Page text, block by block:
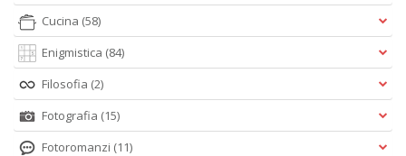
Cucina (58)
Enigmistica (84)
Filosofia (2)
Fotografia (15)
Fotoromanzi (11)